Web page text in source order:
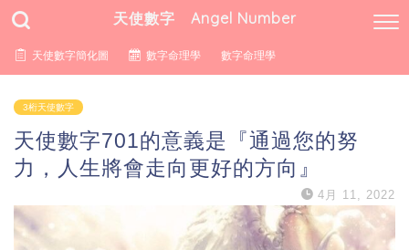
天使數字 Angel Number
天使數字簡化圖 數字命理學 數字命理學
3桁天使數字
天使數字701的意義是『通過您的努
力，人生將會走向更好的方向』
4月 11, 2022